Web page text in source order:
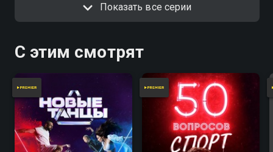
Показать все серии
С этим смотрят